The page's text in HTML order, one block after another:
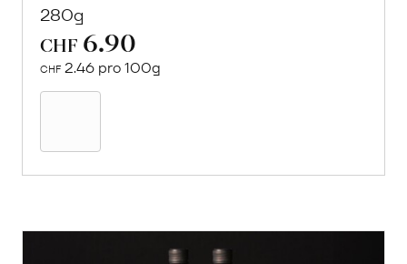
280g
CHF 6.90
CHF 2.46 pro 100g